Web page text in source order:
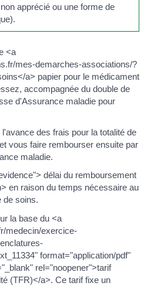
apprécié ou une forme de
<a
mes-demarches-associations/?
a> papier pour le médicament
accompagnée du double de
d'Assurance maladie pour
des frais pour la totalité de
vous faire rembourser ensuite par
maladie.
délai du remboursement
en raison du temps nécessaire au
de soins.
la base du <a
medecin/exercice-
format="application/pdf"
rel="noopener">tarif
(TFR)</a>. Ce tarif fixe un